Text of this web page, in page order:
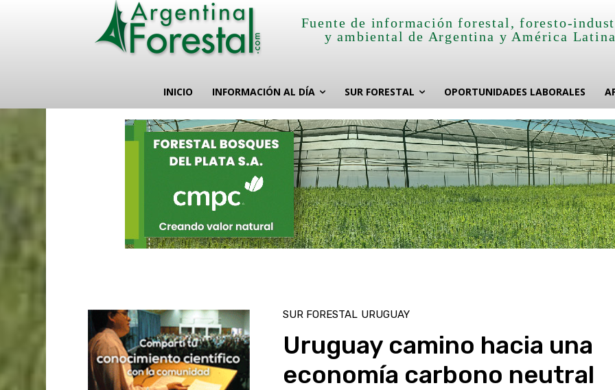
Fuente de información forestal, foresto-
y ambiental de Argentina y América
INICIO INFORMACIÓN AL DÍA SUR FORESTAL OPORTUNIDADES LABORALES
SUR FORESTAL URUGUAY
Uruguay camino hacia una
economía carbono neutral